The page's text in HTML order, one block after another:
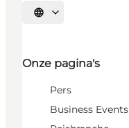
Selecteer taal
Onze pagina's
Pers
Business Events